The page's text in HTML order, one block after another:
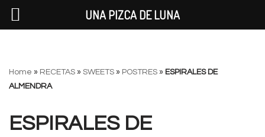
al
contenido
Home » RECETAS » SWEETS » POSTRES » ESPIRALES DE
ALMENDRA
ESPIRALES DE
UNA PIZCA DE LUNA